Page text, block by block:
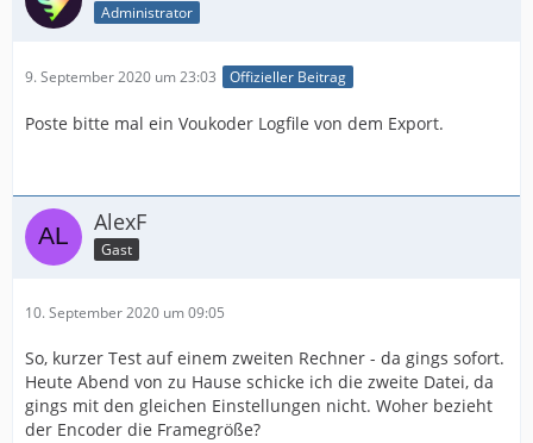
Administrator
9. September 2020 um 23:03 Offizieller Beitrag
Poste bitte mal ein Voukoder Logfile von dem Export.
AlexF
Gast
10. September 2020 um 09:05
So, kurzer Test auf einem zweiten Rechner - da gings sofort.
Heute Abend von zu Hause schicke ich die zweite Datei, da
gings mit den gleichen Einstellungen nicht. Woher bezieht
der Encoder die Framegröße?